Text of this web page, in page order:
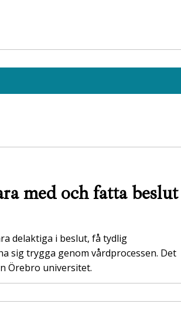
med och fatta beslut
delaktiga i beslut, få tydlig
sig trygga genom vårdprocessen. Det
Örebro universitet.